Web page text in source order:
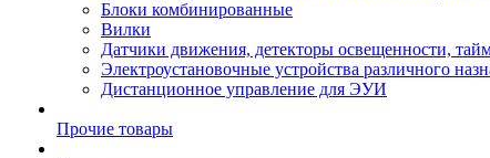
Блоки комбинированные
Вилки
Датчики движения, детекторы освещенности,
Электроустановочные устройства различного
Дистанционное управление для ЭУИ
Прочие товары